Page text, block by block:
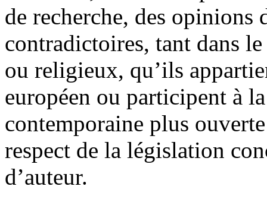
de recherche, des opinions
contradictoires, tant dans
ou religieux, qu’ils
européen ou participent à
contemporaine plus
respect de la législation
d’auteur.